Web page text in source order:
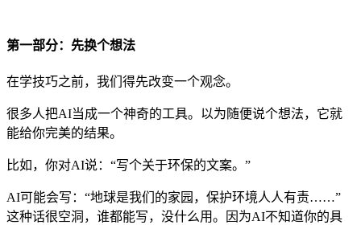
第一部分：先换个想法
在学技巧之前，我们得先改变一个观念。
很多人把AI当成一个神奇的工具。以为随便说个想法，它就
能给你完美的结果。
比如，你对AI说：“写个关于环保的文案。”
AI可能会写：“地球是我们的家园，保护环境人人有责……”
这种话很空洞，谁都能写，没什么用。因为AI不知道你的具